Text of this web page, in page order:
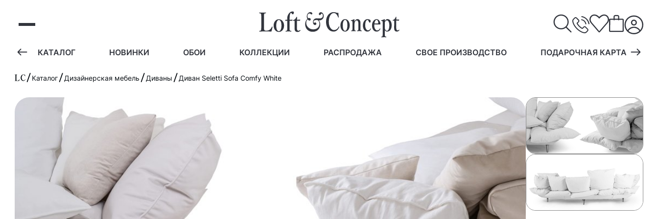
КАТАЛОГ НОВИНКИ ОБОИ КОЛЛЕКЦИИ РАСПРОДАЖА СВОЕ ПРОИЗВОДСТВО ПОДАРОЧНАЯ КАРТА
Каталог Дизайнерская мебель Диваны Диван Seletti Sofa Comfy White